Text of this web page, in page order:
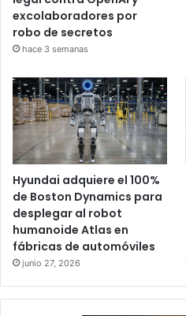
excolaboradores por
robo de secretos
hace 3 semanas
Hyundai adquiere el 100%
de Boston Dynamics para
desplegar al robot
humanoide Atlas en
fábricas de automóviles
junio 27, 2026